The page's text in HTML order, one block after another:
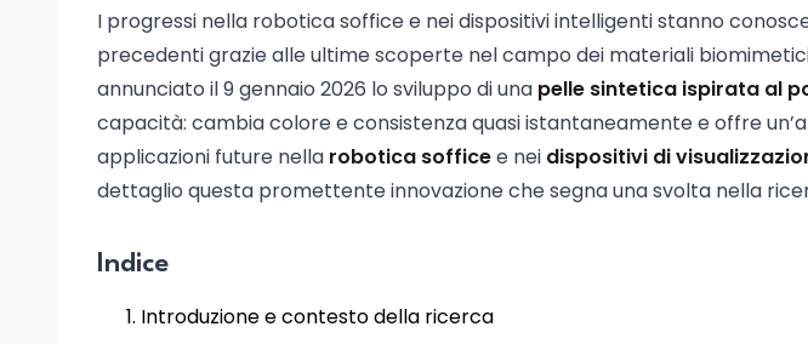
I progressi nella robotica soffice e nei dispositivi intelligenti stanno
precedenti grazie alle ultime scoperte nel campo dei materiali
annunciato il 9 gennaio 2026 lo sviluppo di una pelle sintetica ispirata al
capacità: cambia colore e consistenza quasi istantaneamente e offre
applicazioni future nella robotica sofficee nei dispositivi di
dettaglio questa promettente innovazione che segna una svolta nella
Indice
Introduzione e contesto della ricerca